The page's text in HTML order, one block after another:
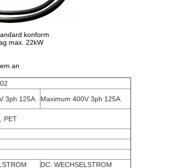
konform
max. 22kW
an
3ph 125A.
Maximum 400V 3ph 125A.
PET
DC: WECHSELSTROM